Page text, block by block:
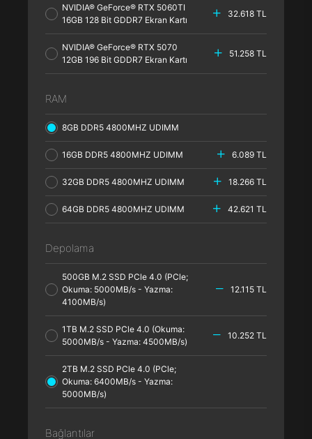
NVIDIA® GeForce® RTX 5060TI
16GB 128 Bit GDDR7 Ekran Kartı
32.618 TL
NVIDIA® GeForce® RTX 5070
12GB 196 Bit GDDR7 Ekran Kartı
51.258 TL
RAM
8GB DDR5 4800MHZ UDIMM
16GB DDR5 4800MHZ UDIMM 6.089 TL
32GB DDR5 4800MHZ UDIMM 18.266 TL
64GB DDR5 4800MHZ UDIMM 42.621 TL
Depolama
500GB M.2 SSD PCle 4.0 (PCle;
Okuma: 5000MB/s - Yazma:
4100MB/s)
12.115 TL
1TB M.2 SSD PCle 4.0 (Okuma:
5000MB/s - Yazma: 4500MB/s)
10.252 TL
2TB M.2 SSD PCle 4.0 (PCle;
Okuma: 6400MB/s - Yazma:
5000MB/s)
Bağlantılar